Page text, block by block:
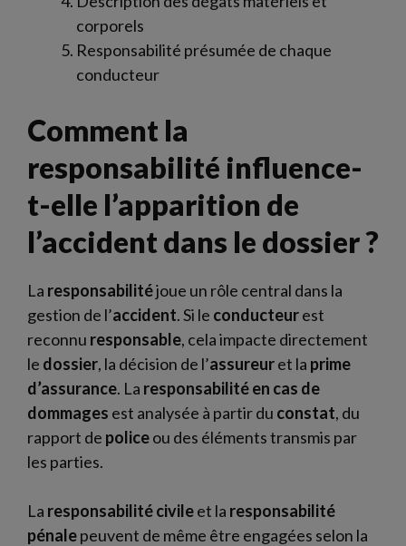
corporels
Responsabilité présumée de chaque
conducteur
Comment la
responsabilité influence-
t-elle l’apparition de
l’accident dans le dossier ?
La responsabilitéjoue un rôle central dans la
gestion de l’accident. Si le conducteurest
reconnu responsable, cela impacte directement
le dossier, la décision de l’assureuret la prime
d’assurance. La responsabilité en cas de
dommages est analysée à partir du constat, du
rapport de policeou des éléments transmis par
les parties.
La responsabilité civileet la responsabilité
pénalepeuvent de même être engagées selon la